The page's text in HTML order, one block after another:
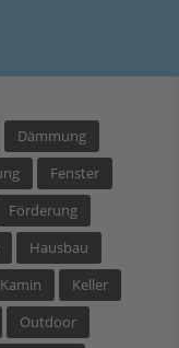
Dämmung
Fenster
Förderung
Hausbau
Kamin
Keller
Outdoor